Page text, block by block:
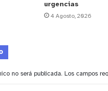
urgencias
4 Agosto, 2026
no será publicada. Los campos